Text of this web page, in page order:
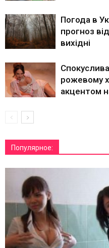
Погода в
прогноз
вихідні
рожевому
акцентом
Популярное: